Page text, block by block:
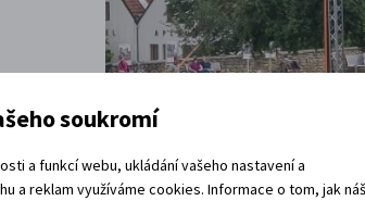
soukromí
a funkcí webu, ukládání vašeho nastavení a
a reklam využíváme cookies. Informace o tom, jak